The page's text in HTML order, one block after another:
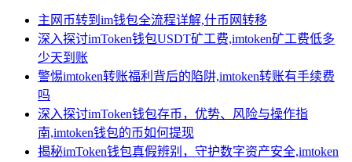
主网币转到im钱包全流程详解,什币网转移
深入探讨imToken钱包USDT矿工费,imtoken矿工费低多
少天到账
警惕imtoken转账福利背后的陷阱,imtoken转账有手续费
吗
深入探讨imToken钱包存币，优势、风险与操作指
南,imtoken钱包的币如何提现
揭秘imToken钱包真假辨别，守护数字资产安全,imtoken